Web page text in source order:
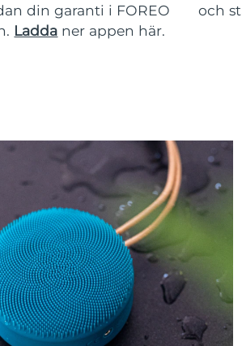
din garanti i FOREO
Ladda ner appen här.
och